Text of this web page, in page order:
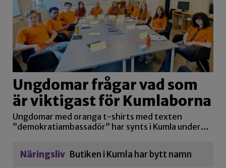
Ungdomar frågar vad som
är viktigast för Kumlaborna
Ungdomar med oranga t-shirts med texten
”demokratiambassadör” har synts i Kumla under…
Näringsliv Butiken i Kumla har bytt namn